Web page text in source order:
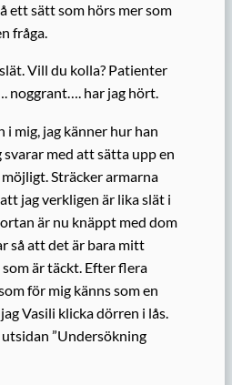
ett sätt som hörs mer som
fråga.
Vill du kolla? Patienter
noggrant…. har jag hört.
i mig, jag känner hur han
svarar med att sätta upp en
Sträcker armarna
jag verkligen är lika slät i
är nu knäppt med dom
så att det är bara mitt
är täckt. Efter flera
för mig känns som en
Vasili klicka dörren i lås.
”Undersökning